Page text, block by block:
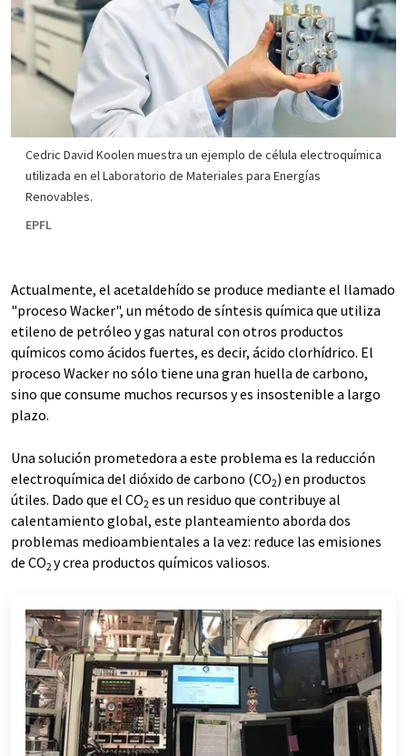
Cedric David Koolen muestra un ejemplo de célula electroquímica
utilizada en el Laboratorio de Materiales para Energías
Renovables.
EPFL
Actualmente, el acetaldehído se produce mediante el llamado
"proceso Wacker", un método de síntesis química que utiliza
etileno de petróleo y gas natural con otros productos
químicos como ácidos fuertes, es decir, ácido clorhídrico. El
proceso Wacker no sólo tiene una gran huella de carbono,
sino que consume muchos recursos y es insostenible a largo
plazo.
Una solución prometedora a este problema es la reducción
electroquímica del dióxido de carbono (CO2) en productos
útiles. Dado que el CO2 es un residuo que contribuye al
calentamiento global, este planteamiento aborda dos
problemas medioambientales a la vez: reduce las emisiones
de CO2y crea productos químicos valiosos.